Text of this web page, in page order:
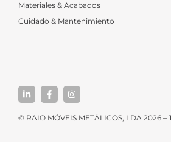
Materiales & Acabados
Cuidado & Mantenimiento
© RAIO MÓVEIS METÁLICOS, LDA 2026 –